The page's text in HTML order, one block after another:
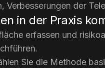
Verbesserungen der
in der Praxis
erfassen und
Sie die Methode